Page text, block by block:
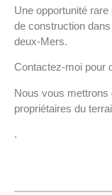
Une opportunité
de construction
deux-Mers.
Contactez-moi pour
Nous vous mettrons
propriétaires du
.